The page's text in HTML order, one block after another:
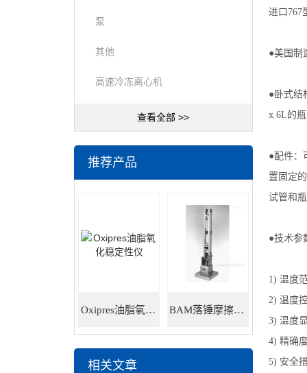
泵
其他
高速冷冻离心机
查看全部 >>
推荐产品
Oxipres油脂氧化稳定性仪 BAM落锤摩擦感度仪
相关文章
进口767
●美国制
●卧式结
x 6L的
●配件：
置固定
试管和
●技术参
1) 温度
2) 温度
3) 温度
4) 精确
5) 安全